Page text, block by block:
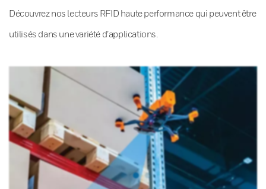
Découvrez nos lecteurs RFID haute performance qui peuvent être
utilisés dans une variété d’applications.